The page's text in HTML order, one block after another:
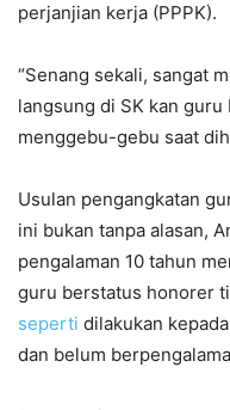
perjanjian kerja (PPPK).
“Senang sekali, sangat
langsung di SK kan guru
menggebu-gebu saat
Usulan pengangkatan
ini bukan tanpa alasan,
pengalaman 10 tahun
guru berstatus honorer
seperti dilakukan
dan belum